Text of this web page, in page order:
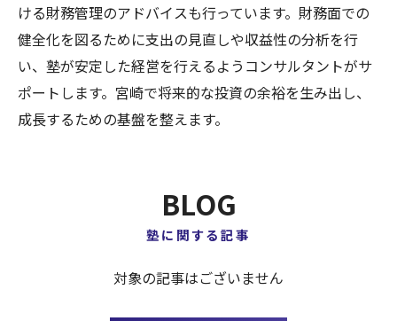
ける財務管理のアドバイスも行っています。財務面での
健全化を図るために支出の見直しや収益性の分析を行
い、塾が安定した経営を行えるようコンサルタントがサ
ポートします。宮崎で将来的な投資の余裕を生み出し、
成長するための基盤を整えます。
BLOG
塾に関する記事
対象の記事はございません